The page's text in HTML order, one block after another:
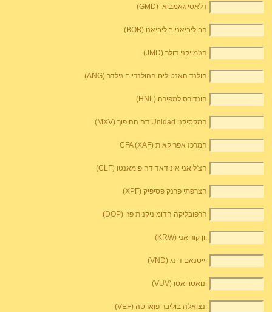
דלאסי גאמביאן (GMD)
הבוליביאני בוליביאנו (BOB)
הג'מייקני דולר (JMD)
הולנד האנטילים ההולנדיים גילדר (ANG)
הונדורס למפירה (HNL)
המקסיקני Unidad דה ההיפוך (MXV)
המרכז אפריקאית CFA (XAF)
הצ'ליאני אונידאד דה פומאנטו (CLF)
הצרפתי פרנק פסיפיק (XPF)
הרפובליקה הדומיניקנית פזו (DOP)
וון קוריאני (KRW)
וייטנאם דונג (VND)
ונואטו ואטו (VUV)
ונצואלה בוליבר פוארטה (VEF)